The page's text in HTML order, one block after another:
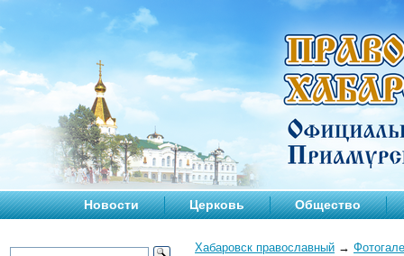
Новости Церковь Общество
Хабаровск православный →